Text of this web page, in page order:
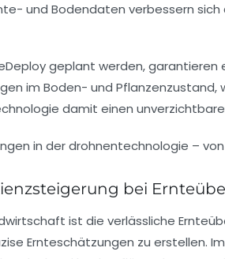
und Bodendaten verbessern
geplant werden,
im Boden- und
damit einen
bei
ist die verlässliche
Ernteschätzungen zu erstellen.